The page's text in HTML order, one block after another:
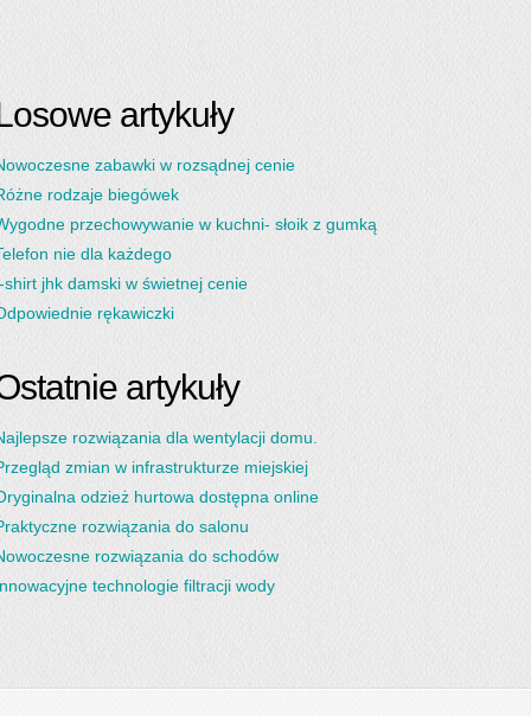
artykuły
zabawki w rozsądnej cenie
rodzaje biegówek
przechowywanie w kuchni- słoik z gumką
nie dla każdego
shirt jhk damski w świetnej cenie
rękawiczki
artykuły
rozwiązania dla wentylacji domu.
zmian w infrastrukturze miejskiej
odzież hurtowa dostępna online
rozwiązania do salonu
rozwiązania do schodów
technologie filtracji wody